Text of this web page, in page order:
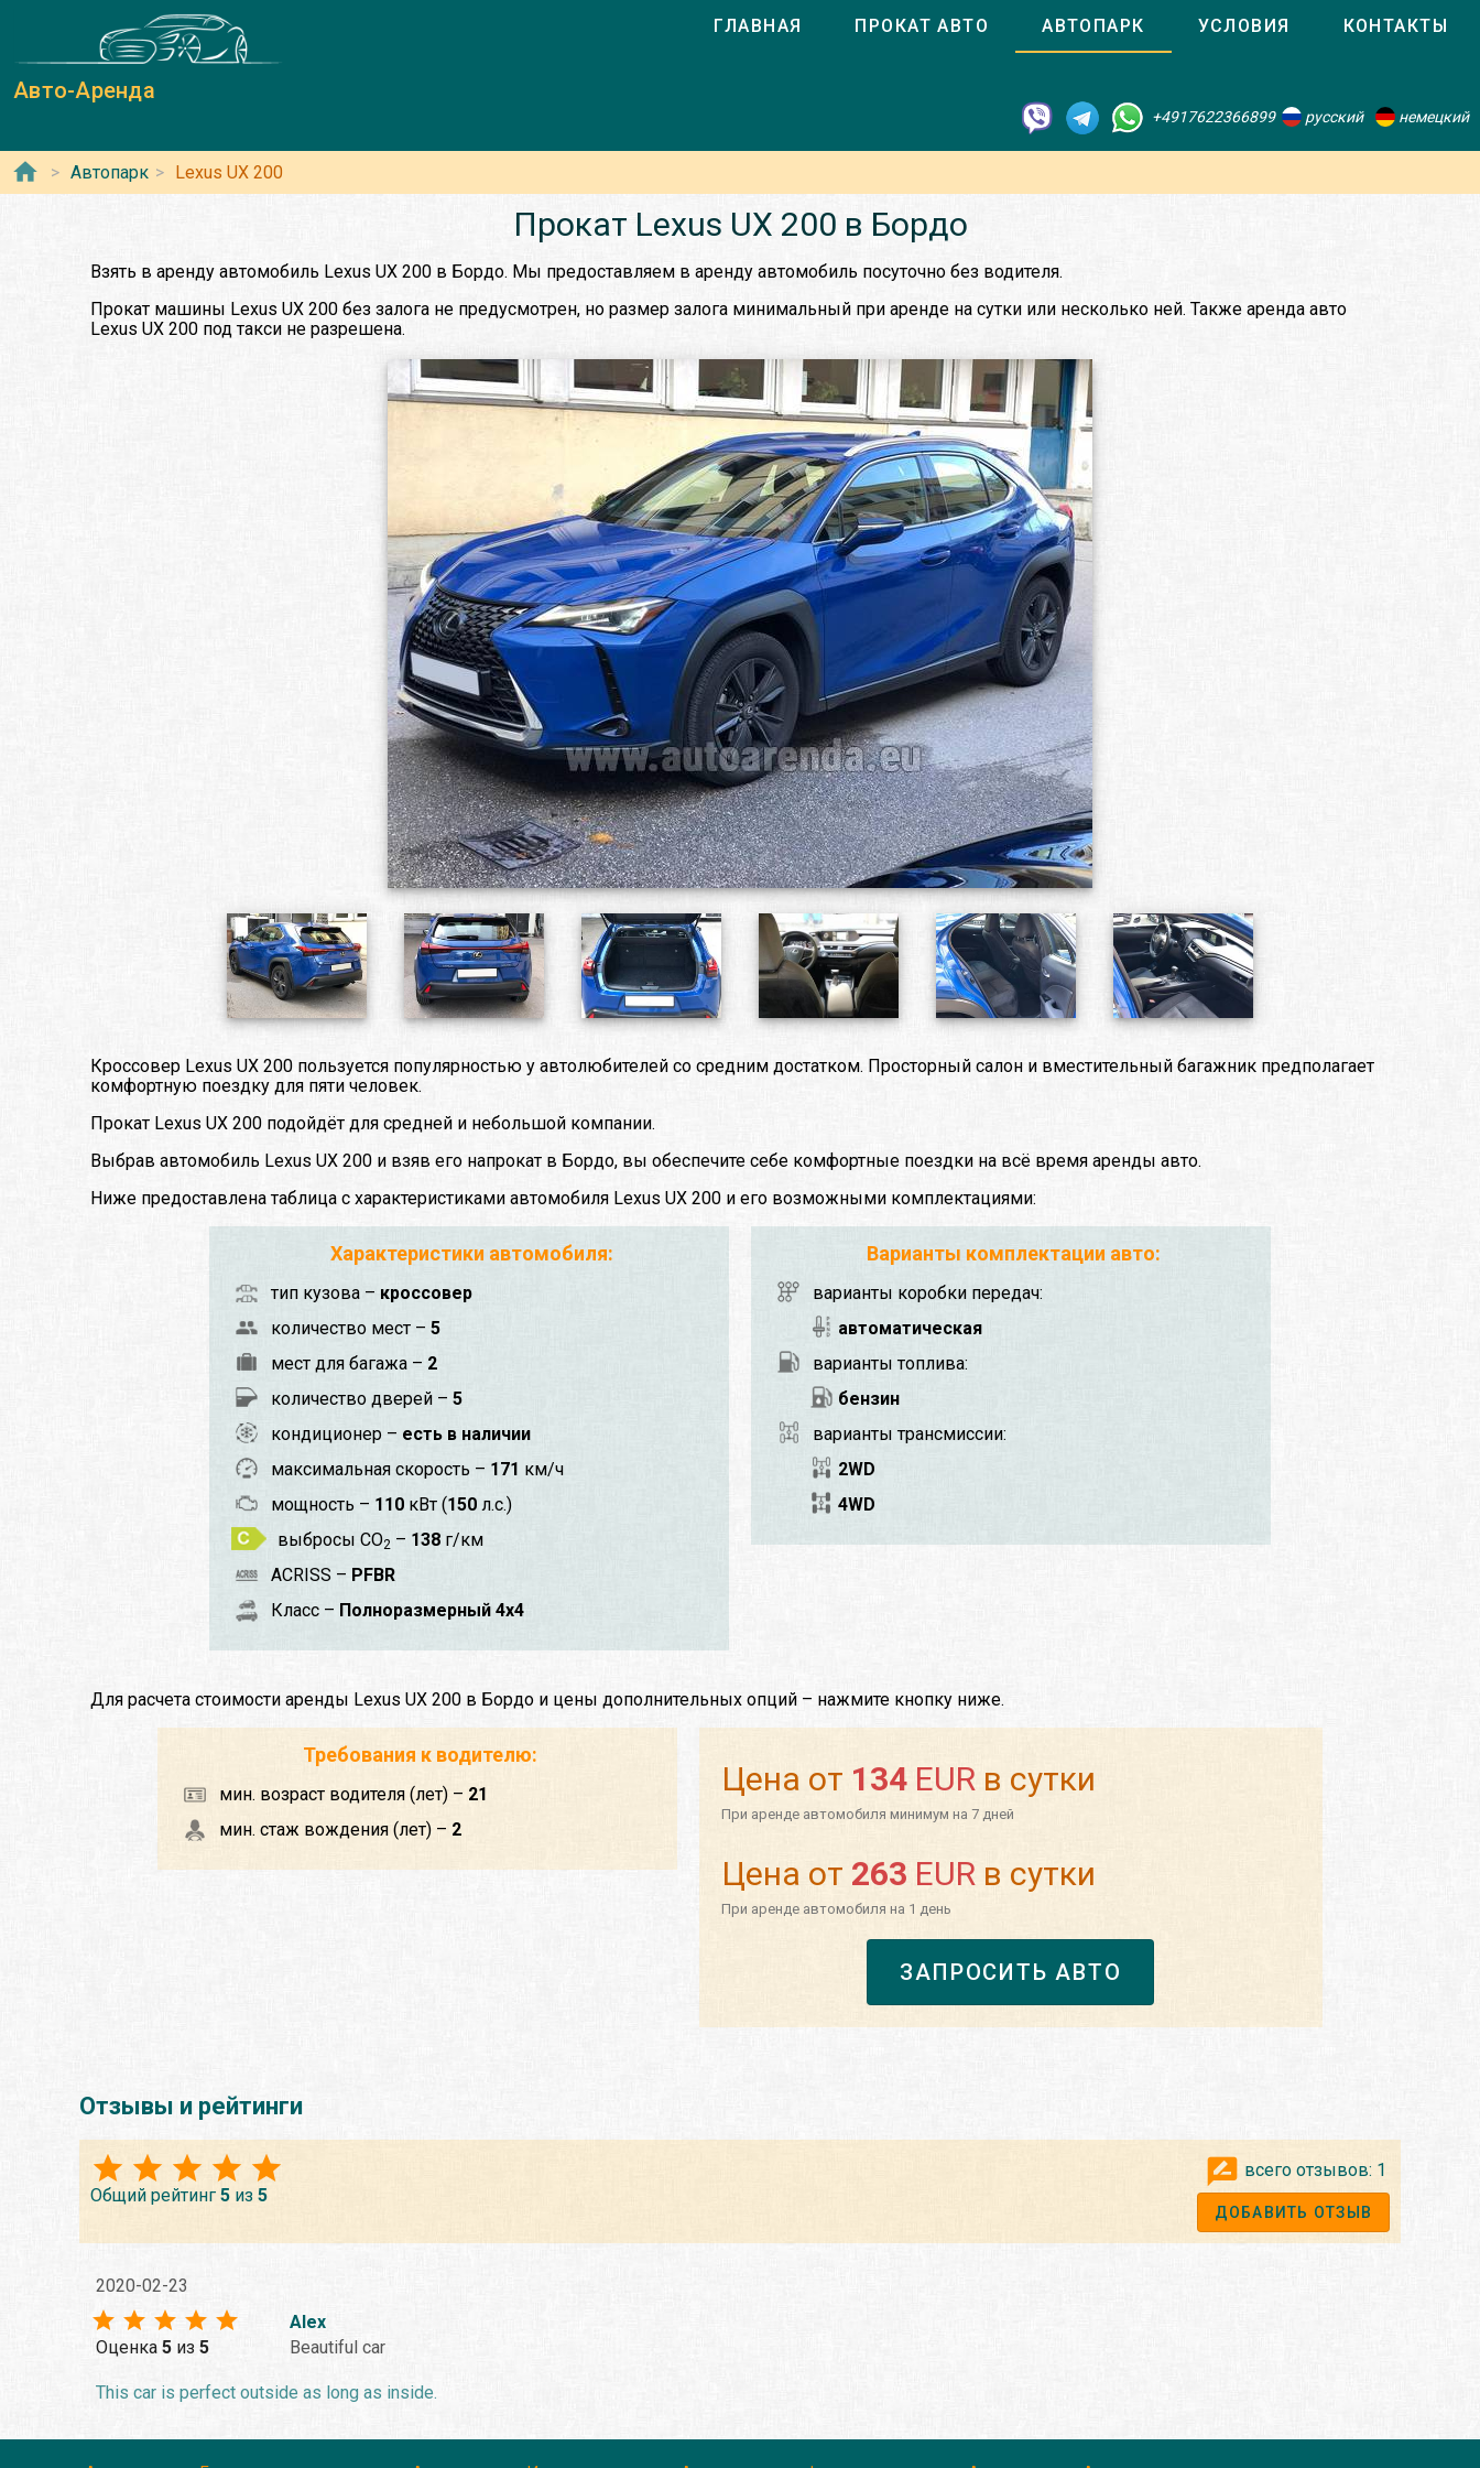
Авто-Аренда
ГЛАВНАЯ ПРОКАТ АВТО АВТОПАРК УСЛОВИЯ КОНТАКТЫ
+4917622366899 русский немецкий
Автопарк Lexus UX 200
Прокат Lexus UX 200 в Бордо
Взять в аренду автомобиль Lexus UX 200 в Бордо. Мы предоставляем в аренду автомобиль посуточно без водителя.
Прокат машины Lexus UX 200 без залога не предусмотрен, но размер залога минимальный при аренде на сутки или несколько ней. Также аренда авто
Lexus UX 200 под такси не разрешена.
Кроссовер Lexus UX 200 пользуется популярностью у автолюбителей со средним достатком. Просторный салон и вместительный багажник предполагает
комфортную поездку для пяти человек.
Прокат Lexus UX 200 подойдёт для средней и небольшой компании.
Выбрав автомобиль Lexus UX 200 и взяв его напрокат в Бордо, вы обеспечите себе комфортные поездки на всё время аренды авто.
Ниже предоставлена таблица с характеристиками автомобиля Lexus UX 200 и его возможными комплектациями:
Характеристики автомобиля:
тип кузова – кроссовер
количество мест – 5
мест для багажа – 2
количество дверей – 5
кондиционер – есть в наличии
максимальная скорость – 171 км/ч
мощность – 110 кВт (150 л.с.)
выбросы CO2 – 138 г/км
ACRISS – PFBR
Класс – Полноразмерный 4x4
Варианты комплектации авто:
варианты коробки передач:
автоматическая
варианты топлива:
бензин
варианты трансмиссии:
2WD
4WD
Для расчета стоимости аренды Lexus UX 200 в Бордо и цены дополнительных опций – нажмите кнопку ниже.
Требования к водителю:
мин. возраст водителя (лет) – 21
мин. стаж вождения (лет) – 2
Цена от 134 EURв сутки
При аренде автомобиля минимум на 7 дней
Цена от 263 EURв сутки
При аренде автомобиля на 1 день
ЗАПРОСИТЬ АВТО
Отзывы и рейтинги
Общий рейтинг 5 из 5
всего отзывов: 1
ДОБАВИТЬ ОТЗЫВ
2020-02-23
Оценка 5 из 5
Alex
Beautiful car
This car is perfect outside as long as inside.